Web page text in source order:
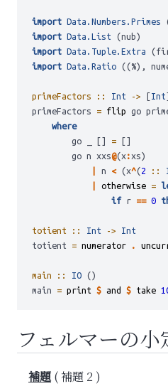
import Data.Numbers.Primes
import Data.List (nub)
import Data.Tuple.Extra
import Data.Ratio ((%),
primeFactors :: Int -> [Int
primeFactors = flip go
where
        go _ []
= []
        go n xxs
@(x :xs)
|
n < (x^(2 ::
|
otherwise =
if r == 0
totient :: Int ->
Int
totient = numerator .
main :: IO ()
main = print $ and $ take
フェルマーの小
補題 2